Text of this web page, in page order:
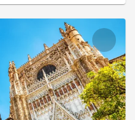
을 만나보세